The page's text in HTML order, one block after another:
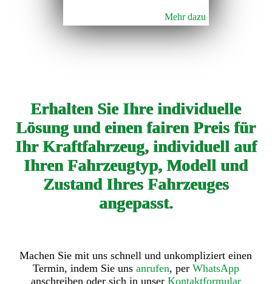
Mehr dazu
Erhalten Sie Ihre individuelle
Lösung und einen fairen Preis für
Ihr Kraftfahrzeug, individuell auf
Ihren Fahrzeugtyp, Modell und
Zustand Ihres Fahrzeuges
angepasst.
Machen Sie mit uns schnell und unkompliziert einen
Termin, indem Sie uns anrufen, per WhatsApp
anschreiben oder sich in unser Kontaktformular